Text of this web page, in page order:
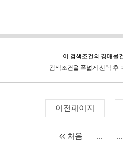
이 검색조건의 경매물
검색조건을 폭넓게 선택 후
이전페이지
처음 ... ...